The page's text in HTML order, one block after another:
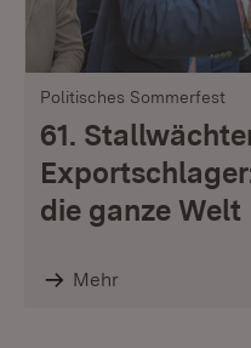
Politisches Sommerfest
61.
die ganze Welt
Mehr